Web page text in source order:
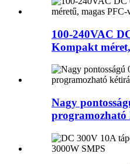
100-240VAC
Kompakt
Nagy
programozható